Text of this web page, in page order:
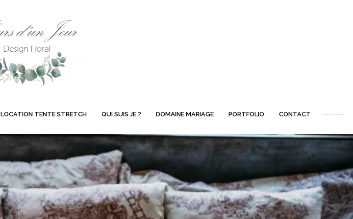
LOCATION TENTE STRETCH QUI SUIS JE ? DOMAINE MARIAGE PORTFOLIO CONTACT